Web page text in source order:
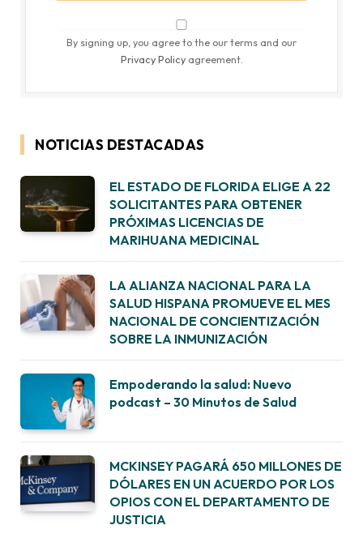
By signing up, you agree to the our terms and our
Privacy Policyagreement.
NOTICIAS DESTACADAS
EL ESTADO DE FLORIDA ELIGE A 22
SOLICITANTES PARA OBTENER
PRÓXIMAS LICENCIAS DE
MARIHUANA MEDICINAL
LA ALIANZA NACIONAL PARA LA
SALUD HISPANA PROMUEVE EL MES
NACIONAL DE CONCIENTIZACIÓN
SOBRE LA INMUNIZACIÓN
Empoderando la salud: Nuevo
podcast – 30 Minutos de Salud
MCKINSEY PAGARÁ 650 MILLONES DE
DÓLARES EN UN ACUERDO POR LOS
OPIOS CON EL DEPARTAMENTO DE
JUSTICIA